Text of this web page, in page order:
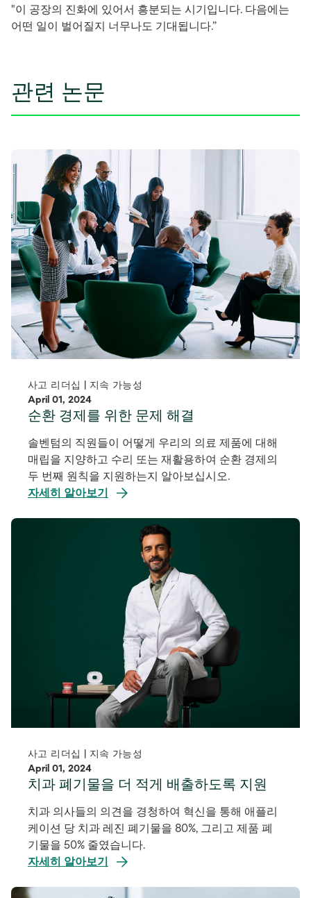
"이 공장의 진화에 있어서 흥분되는 시기입니다. 다음에는
어떤 일이 벌어질지 너무나도 기대됩니다.”
관련 논문
사고 리더십 | 지속 가능성
April 01, 2024
순환 경제를 위한 문제 해결
솔벤텀의 직원들이 어떻게 우리의 의료 제품에 대해
매립을 지양하고 수리 또는 재활용하여 순환 경제의
두 번째 원칙을 지원하는지 알아보십시오.
자세히 알아보기
사고 리더십 | 지속 가능성
April 01, 2024
치과 폐기물을 더 적게 배출하도록 지원
치과 의사들의 의견을 경청하여 혁신을 통해 애플리
케이션 당 치과 레진 폐기물을 80%, 그리고 제품 폐
기물을 50% 줄였습니다.
자세히 알아보기